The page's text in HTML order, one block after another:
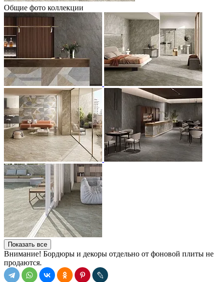
Общие фото коллекции
Показать все
Внимание! Бордюры и декоры отдельно от фоновой плиты не
продаются.